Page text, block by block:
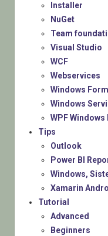
Installer
NuGet
Team
Visual Studio
WCF
Webservices
Windows
Windows
WPF
Tips
Outlook
Power BI
Windows,
Xamarin
Tutorial
Advanced
Beginners